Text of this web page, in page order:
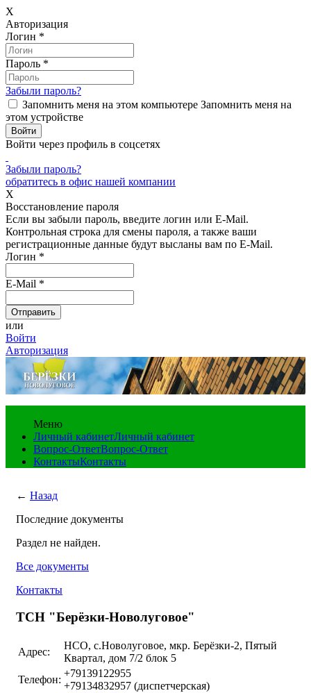
X
Авторизация
Логин *
Пароль *
Забыли пароль?
Запомнить меня на этом компьютере Запомнить меня на
этом устройстве
Войти через профиль в соцсетях
Забыли пароль?
обратитесь в офис нашей компании
X
Восстановление пароля
Если вы забыли пароль, введите логин или E-Mail.
Контрольная строка для смены пароля, а также ваши
регистрационные данные будут высланы вам по E-Mail.
Логин *
E-Mail *
или
Войти
Авторизация
Меню
Личный кабинетЛичный кабинет
Вопрос-ОтветВопрос-Ответ
КонтактыКонтакты
← Назад
Последние документы
Раздел не найден.
Все документы
Контакты
ТСН "Берёзки-Новолуговое"
Адрес:
НСО, с.Новолуговое, мкр. Берёзки-2, Пятый
Квартал, дом 7/2 блок 5
Телефон:
+79139122955
+79134832957 (диспетчерская)